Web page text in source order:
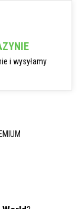
i wysyłamy